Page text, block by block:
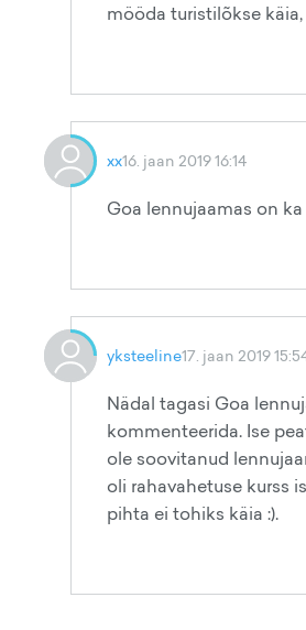
mööda turistilõkse
xx16. jaan 2019 16:14
Goa lennujaamas on
yksteeline17. jaan 2019
Nädal tagasi Goa
kommenteerida. Ise
ole soovitanud
oli rahavahetuse kurss
pihta ei tohiks käia :).